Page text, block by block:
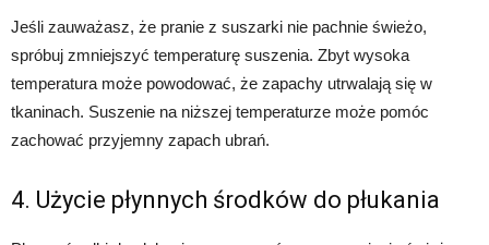
Jeśli zauważasz, że pranie z suszarki nie pachnie świeżo,
spróbuj zmniejszyć temperaturę suszenia. Zbyt wysoka
temperatura może powodować, że zapachy utrwalają się w
tkaninach. Suszenie na niższej temperaturze może pomóc
zachować przyjemny zapach ubrań.
4. Użycie płynnych środków do płukania